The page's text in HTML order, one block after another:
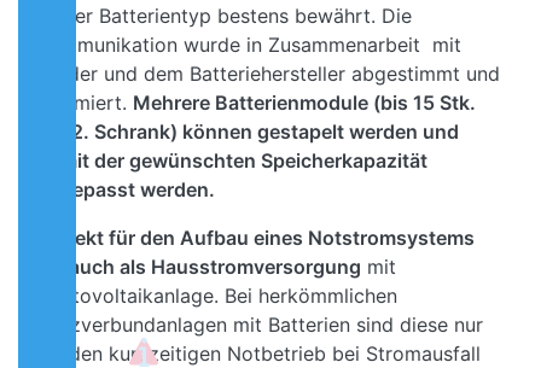
dieser Batterientyp bestens bewährt. Die
Kommunikation wurde in Zusammenarbeit mit
Studer und dem Batteriehersteller abgestimmt und
optimiert. Mehrere Batterienmodule (bis 15 Stk.
mit 2. Schrank) können gestapelt werden und
somit der gewünschten Speicherkapazität
angepasst werden.
Perfekt für den Aufbau eines Notstromsystems
als auch als Hausstromversorgung mit
Photovoltaikanlage. Bei herkömmlichen
Netzverbundanlagen mit Batterien sind diese nur
für den kurzzeitigen Notbetrieb bei Stromausfall